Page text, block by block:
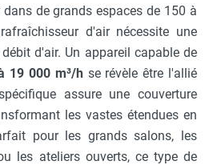
de grands espaces de 150 à
d'air nécessite une
d'air. Un appareil capable de
19 000 m³/hse révèle être l'allié
assure une couverture
les vastes étendues en
pour les grands salons, les
les ateliers ouverts, ce type de